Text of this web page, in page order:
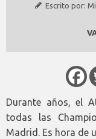
Escrito por:
Durante años, el
todas las
Madrid. Es hora de